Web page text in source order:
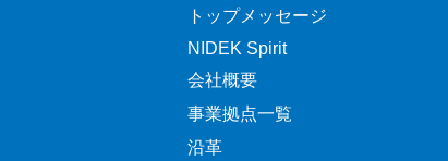
トップメッセージ
NIDEK Spirit
会社概要
事業拠点一覧
沿革